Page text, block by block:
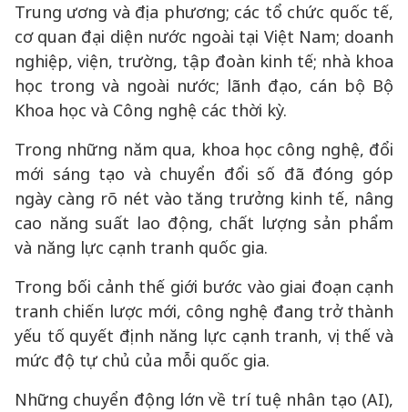
Trung ương và địa phương; các tổ chức quốc tế,
cơ quan đại diện nước ngoài tại Việt Nam; doanh
nghiệp, viện, trường, tập đoàn kinh tế; nhà khoa
học trong và ngoài nước; lãnh đạo, cán bộ Bộ
Khoa học và Công nghệ các thời kỳ.
Trong những năm qua, khoa học công nghệ, đổi
mới sáng tạo và chuyển đổi số đã đóng góp
ngày càng rõ nét vào tăng trưởng kinh tế, nâng
cao năng suất lao động, chất lượng sản phẩm
và năng lực cạnh tranh quốc gia.
Trong bối cảnh thế giới bước vào giai đoạn cạnh
tranh chiến lược mới, công nghệ đang trở thành
yếu tố quyết định năng lực cạnh tranh, vị thế và
mức độ tự chủ của mỗi quốc gia.
Những chuyển động lớn về trí tuệ nhân tạo (AI),